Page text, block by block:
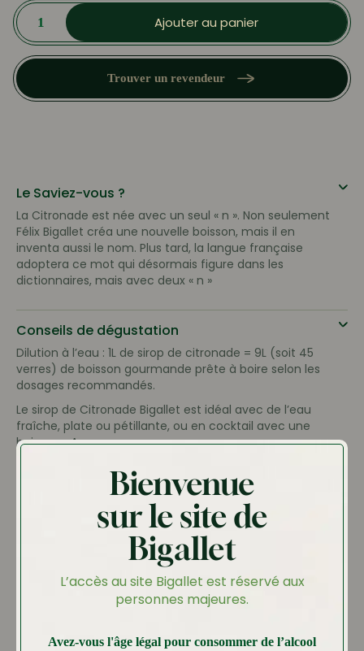
Bienvenue
sur le site de
Bigallet
L’accès au site Bigallet est réservé aux
personnes majeures.
Avez-vous l'âge légal pour consommer de l’alcool
quantité
de
Sirop
de
Citronade
Ajouter au panier
Trouver un revendeur
Le Saviez-vous ?
La Citronade est née avec un seul « n ». Non seulement
Félix Bigallet créa une nouvelle boisson, mais il en
inventa aussi le nom. Plus tard, la langue française
adoptera ce mot qui désormais figure dans les
dictionnaires, mais avec deux « n »
Conseils de dégustation
Dilution à l’eau : 1L de sirop de citronade = 9L (soit 45
verres) de boisson gourmande prête à boire selon les
dosages recommandés.
Le sirop de Citronade Bigallet est idéal avec de l’eau
fraîche, plate ou pétillante, ou en cocktail avec une
boisson « Amer ».
A conserver dans un endroit sec et frais, si possible à
l’abri de la lumière. Bien refermer la bouteille après
utilisation. Ne pas conserver au réfrigérateur.
acidifiant : acide citrique.